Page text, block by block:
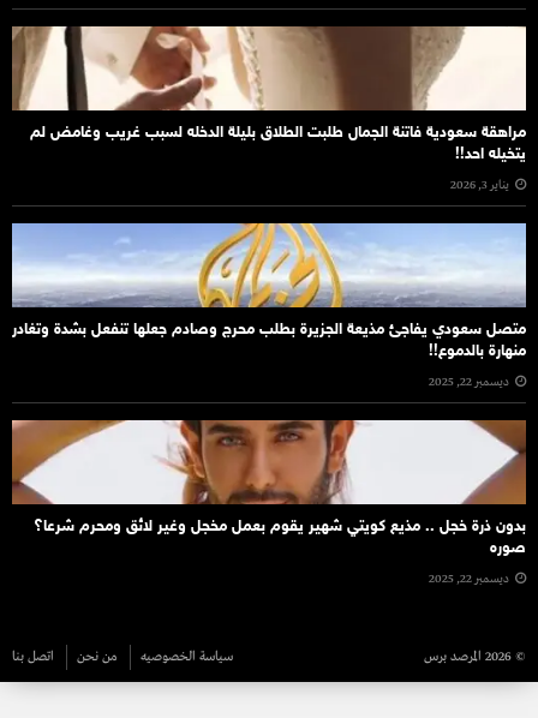
مراهقة سعودية فاتنة الجمال طلبت الطلاق بليلة الدخله لسبب غريب وغامض لم
يتخيله احد!!
يناير 3, 2026
متصل سعودي يفاجئ مذيعة الجزيرة بطلب محرج وصادم جعلها تنفعل بشدة وتغادر
منهارة بالدموع!!
ديسمبر 22, 2025
بدون ذرة خجل .. مذيع كويتي شهير يقوم بعمل مخجل وغير لائق ومحرم شرعا؟
صوره
ديسمبر 22, 2025
© 2026 المرصد برس سياسة الخصوصيه من نحن اتصل بنا